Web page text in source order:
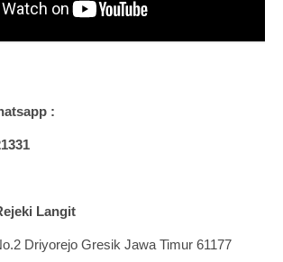
:
Langit
Driyorejo Gresik Jawa Timur 61177